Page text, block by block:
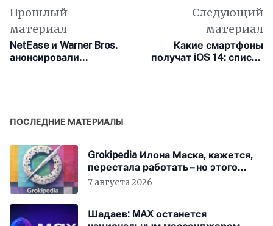
Прошлый
материал
NetEase и Warner Bros.
анонсировали
Следующий
материал
Какие смартфоны
получат iOS 14: список
ПОСЛЕДНИЕ МАТЕРИАЛЫ
Grokipedia Илона Маска, кажется,
перестала работать – но этого
никто не заметил
7 августа 2026
Шадаев: MAX останется